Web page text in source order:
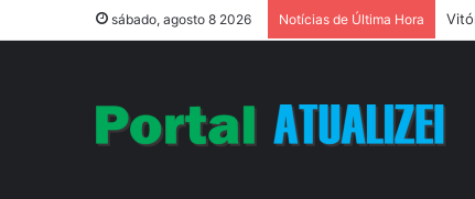
sábado, agosto 8 2026 Notícias de Última Hora